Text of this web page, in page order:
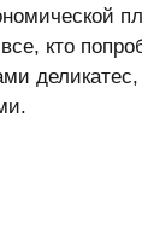
но в этом и
гибкие, готовы
открыты к любым